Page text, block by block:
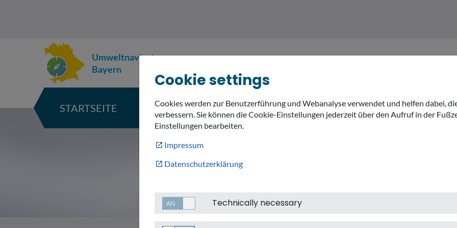
Umweltnavigator
Bayern
STARTSEITE KARTE MEIN LANDKREIS THEMEN
Cookie settings
Cookies werden zur Benutzerführung und Webanalyse verwendet und helfen dabei,
verbessern. Sie können die Cookie-Einstellungen jederzeit über den Aufruf in der
Einstellungen bearbeiten.
Impressum
Datenschutzerklärung
Technically necessary